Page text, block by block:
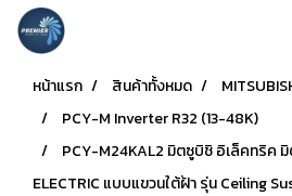
หน้าแรก สินค้าทั้งหมด
PCY-M Inverter R32 (13-48K)
PCY-M24KAL2 มิตซูบิชิ อิเล็คทริค
ELECTRIC แบบแขวนใต้ฝ้า รุ่น Ceiling